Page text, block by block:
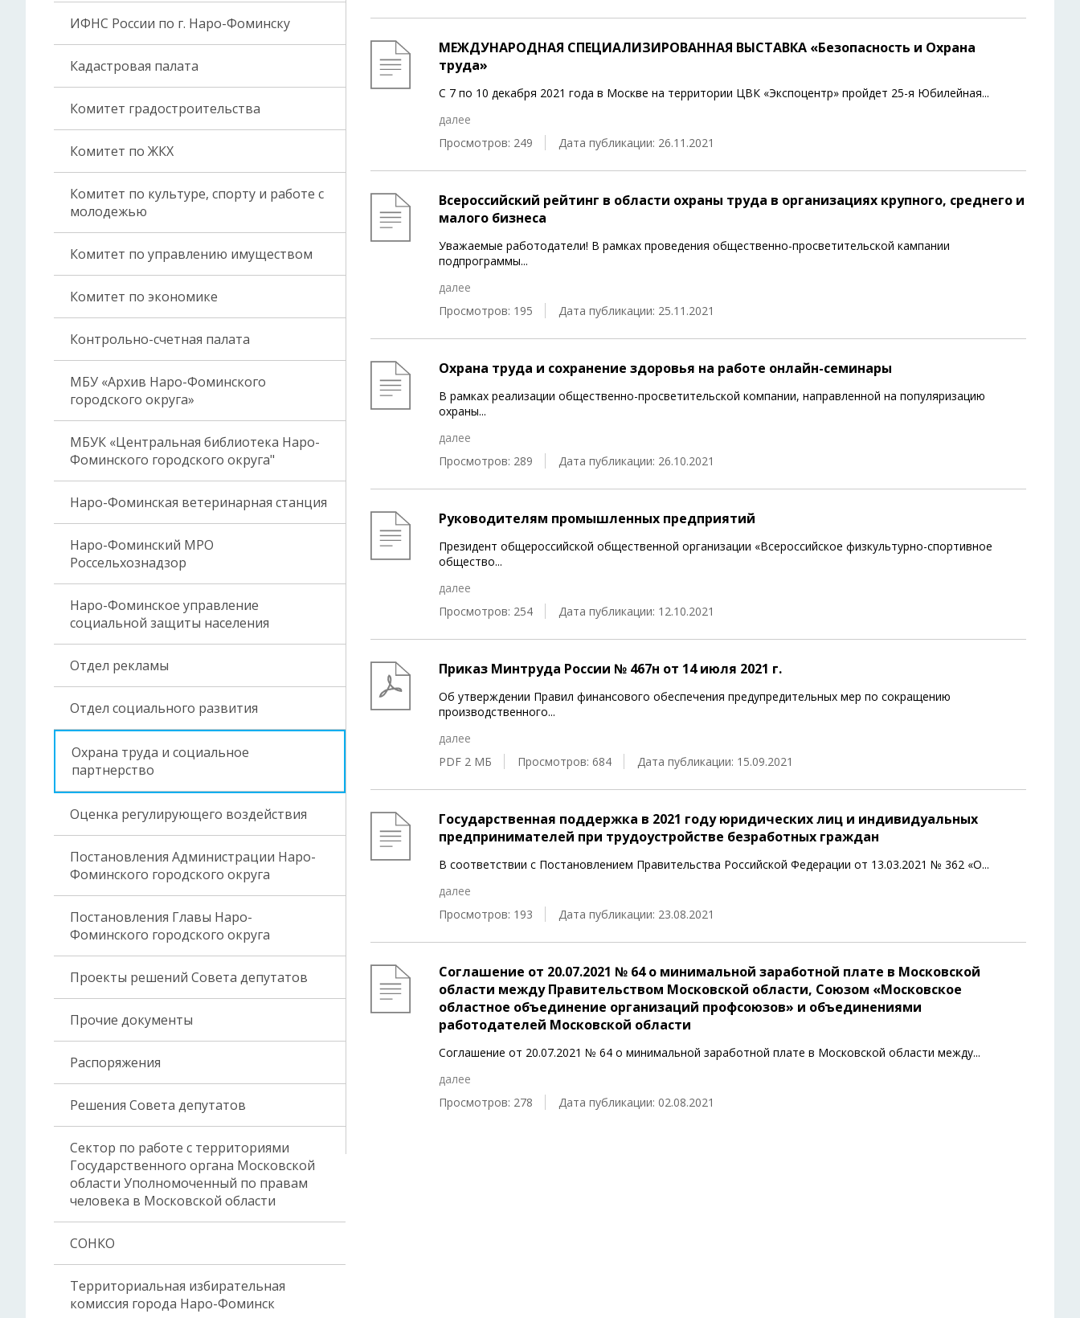
ИФНС России по г. Наро-Фоминску
Кадастровая палата
Комитет градостроительства
Комитет по ЖКХ
Комитет по культуре, спорту и работе с
молодежью
Комитет по управлению имуществом
Комитет по экономике
Контрольно-счетная палата
МБУ «Архив Наро-Фоминского
городского округа»
МБУК «Центральная библиотека Наро-
Фоминского городского округа"
Наро-Фоминская ветеринарная станция
Наро-Фоминский МРО
Россельхознадзор
Наро-Фоминское управление
социальной защиты населения
Отдел рекламы
Отдел социального развития
Охрана труда и социальное
партнерство
Оценка регулирующего воздействия
Постановления Администрации Наро-
Фоминского городского округа
Постановления Главы Наро-
Фоминского городского округа
Проекты решений Совета депутатов
Прочие документы
Распоряжения
Решения Совета депутатов
Сектор по работе с территориями
Государственного органа Московской
области Уполномоченный по правам
человека в Московской области
СОНКО
Территориальная избирательная
комиссия города Наро-Фоминск
МЕЖДУНАРОДНАЯ СПЕЦИАЛИЗИРОВАННАЯ ВЫСТАВКА «Безопасность и Охрана
труда»
С 7 по 10 декабря 2021 года в Москве на территории ЦВК «Экспоцентр» пройдет 25-я Юбилейная...
далее
Просмотров: 249
Дата публикации: 26.11.2021
Всероссийский рейтинг в области охраны труда в организациях крупного, среднего и
малого бизнеса
Уважаемые работодатели! В рамках проведения общественно-просветительской кампании
подпрограммы...
далее
Просмотров: 195
Дата публикации: 25.11.2021
Охрана труда и сохранение здоровья на работе онлайн-семинары
В рамках реализации общественно-просветительской компании, направленной на популяризацию
охраны...
далее
Просмотров: 289
Дата публикации: 26.10.2021
Руководителям промышленных предприятий
Президент общероссийской общественной организации «Всероссийское физкультурно-спортивное
общество...
далее
Просмотров: 254
Дата публикации: 12.10.2021
Приказ Минтруда России № 467н от 14 июля 2021 г.
Об утверждении Правил финансового обеспечения предупредительных мер по сокращению
производственного...
далее
PDF 2 МБ
Просмотров: 684 Дата публикации: 15.09.2021
Государственная поддержка в 2021 году юридических лиц и индивидуальных
предпринимателей при трудоустройстве безработных граждан
В соответствии с Постановлением Правительства Российской Федерации от 13.03.2021 № 362 «О...
далее
Просмотров: 193
Дата публикации: 23.08.2021
Соглашение от 20.07.2021 № 64 о минимальной заработной плате в Московской
области между Правительством Московской области, Союзом «Московское
областное объединение организаций профсоюзов» и объединениями
работодателей Московской области
Соглашение от 20.07.2021 № 64 о минимальной заработной плате в Московской области между...
далее
Просмотров: 278
Дата публикации: 02.08.2021